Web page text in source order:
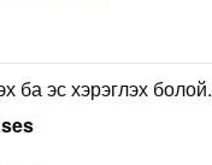
ба эс хэрэглэх болой.